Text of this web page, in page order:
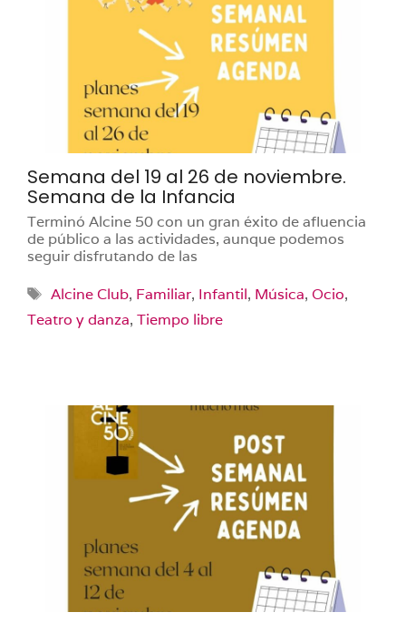
Semana del 19 al 26 de noviembre.
Semana de la Infancia
Terminó Alcine 50 con un gran éxito de afluencia
de público a las actividades, aunque podemos
seguir disfrutando de las
Etiquetas
Alcine Club, Familiar, Infantil, Música, Ocio,
Teatro y danza, Tiempo libre